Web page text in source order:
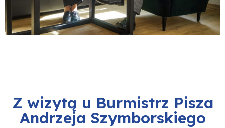
Z wizytą u Burmistrz Pisza
Andrzeja Szymborskiego